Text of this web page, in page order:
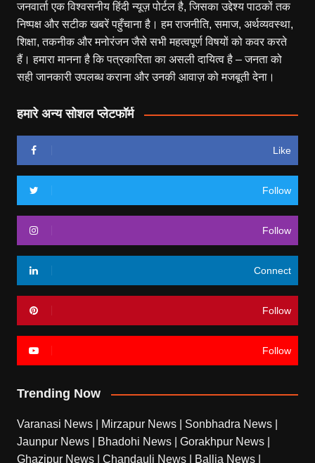
जनवार्ता एक विश्वसनीय हिंदी न्यूज़ पोर्टल है, जिसका उद्देश्य पाठकों तक
निष्पक्ष और सटीक खबरें पहुँचाना है। हम राजनीति, समाज, अर्थव्यवस्था,
शिक्षा, तकनीक और मनोरंजन जैसे सभी महत्वपूर्ण विषयों को कवर करते
हैं। हमारा मानना है कि पत्रकारिता का असली दायित्व है – जनता को
सही जानकारी उपलब्ध कराना और उनकी आवाज़ को मजबूती देना।
हमारे अन्य सोशल प्लेटफॉर्म
Like
Follow
Follow
Connect
Follow
Follow
Trending Now
Varanasi News Mirzapur News Sonbhadra News
Jaunpur News
Bhadohi News Gorakhpur News
Ghazipur News
Chandauli News Ballia News